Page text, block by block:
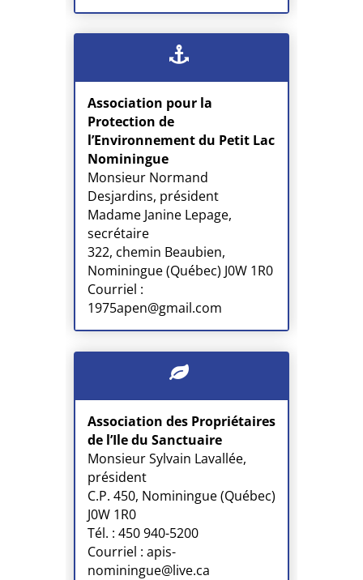
Association pour la
Protection de
l’Environnement du Petit Lac
Nominingue
Monsieur Normand
Desjardins, président
Madame Janine Lepage,
secrétaire
322, chemin Beaubien,
Nominingue (Québec) J0W 1R0
Courriel :
1975apen@gmail.com
Association des Propriétaires
de l’Ile du Sanctuaire
Monsieur Sylvain Lavallée,
président
C.P. 450, Nominingue (Québec)
J0W 1R0
Tél. : 450 940-5200
Courriel : apis-
nominingue@live.ca